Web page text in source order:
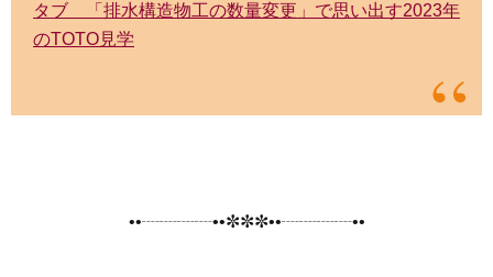
タブ 「排水構造物工の数量変更」で思い出す2023年
のTOTO見学
••┈┈┈┈••✼✼✼••┈┈┈┈••